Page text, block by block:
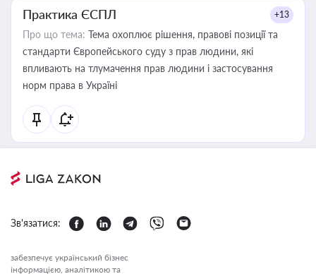
Практика ЄСПЛ +13
Про що тема: Тема охоплює рішення, правові позиції та
стандарти Європейського суду з прав людини, які
впливають на тлумачення прав людини і застосування
норм права в Україні
Зв'язатися:
забезпечує український бізнес
інформацією, аналітикою та